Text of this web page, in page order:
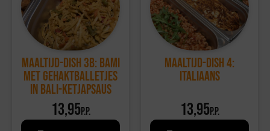
Maaltijd-dish 3b: Bami
met gehaktballetjes
in bali-ketjapsaus
13,95p.p.
Maaltijd-dish 4:
Italiaans
13,95p.p.